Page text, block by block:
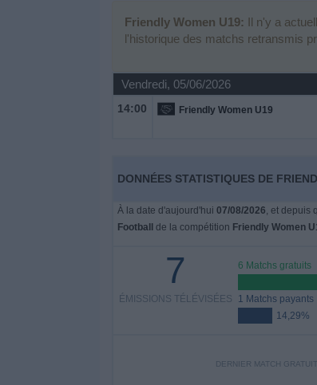
Friendly Women U19: Il n'y a
l'historique des matchs retransmis
Vendredi, 05/06/2026
14:00 Friendly Women U19
DONNÉES STATISTIQUES DE
À la date d'aujourd'hui 07/08/2026, et depuis
Football
de la compétition Friendly Women
7
ÉMISSIONS TÉLÉVISÉES
6 Matchs gratuits
1 Matchs payants
14,29%
DERNIER MATCH GRATUIT